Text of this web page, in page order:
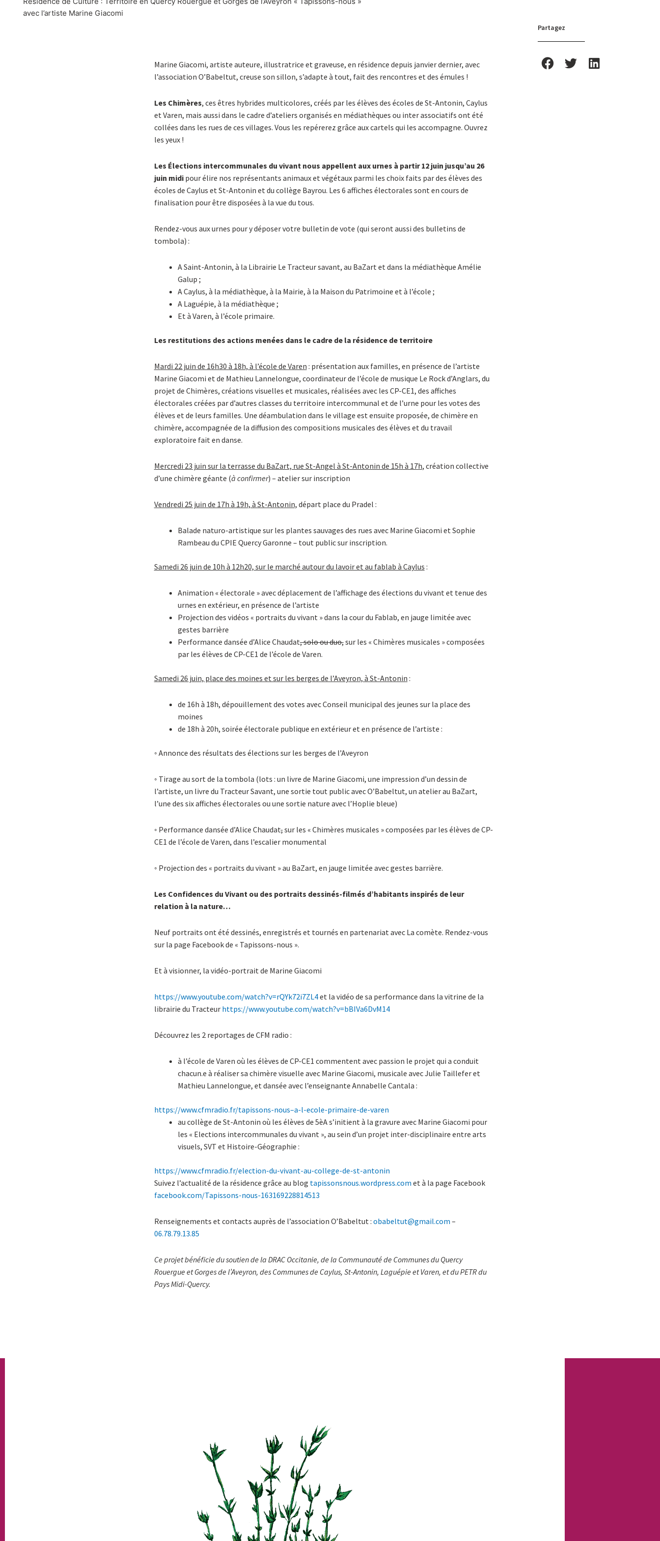
avec l’artiste Marine Giacomi
Marine Giacomi, artiste auteure, illustratrice et graveuse, en résidence depuis janvier dernier, avec
l’association O’Babeltut, creuse son sillon, s’adapte à tout, fait des rencontres et des émules !
Les Chimères, ces êtres hybrides multicolores, créés par les élèves des écoles de St-Antonin, Caylus
et Varen, mais aussi dans le cadre d’ateliers organisés en médiathèques ou inter associatifs ont été
collées dans les rues de ces villages. Vous les repérerez grâce aux cartels qui les accompagne. Ouvrez
les yeux !
Les Élections intercommunales du vivant nous appellent aux urnes à partir 12 juin jusqu’au 26
juin midipour élire nos représentants animaux et végétaux parmi les choix faits par des élèves des
écoles de Caylus et St-Antonin et du collège Bayrou. Les 6 affiches électorales sont en cours de
finalisation pour être disposées à la vue du tous.
Rendez-vous aux urnes pour y déposer votre bulletin de vote (qui seront aussi des bulletins de
tombola) :
A Saint-Antonin, à la Librairie Le Tracteur savant, au BaZart et dans la médiathèque Amélie
Galup ;
A Caylus, à la médiathèque, à la Mairie, à la Maison du Patrimoine et à l’école ;
A Laguépie, à la médiathèque ;
Et à Varen, à l’école primaire.
Les restitutions des actions menées dans le cadre de la résidence de territoire
Mardi 22 juin de 16h30 à 18h, à l’école de Varen : présentation aux familles, en présence de l’artiste
Marine Giacomi et de Mathieu Lannelongue, coordinateur de l’école de musique Le Rock d’Anglars, du
projet de Chimères, créations visuelles et musicales, réalisées avec les CP-CE1, des affiches
électorales créées par d’autres classes du territoire intercommunal et de l’urne pour les votes des
élèves et de leurs familles. Une déambulation dans le village est ensuite proposée, de chimère en
chimère, accompagnée de la diffusion des compositions musicales des élèves et du travail
exploratoire fait en danse.
Mercredi 23 juin sur la terrasse du BaZart, rue St-Angel à St-Antonin de 15h à 17h, création collective
d’une chimère géante (à confirmer) – atelier sur inscription
Vendredi 25 juin de 17h à 19h, à St-Antonin, départ place du Pradel :
Balade naturo-artistique sur les plantes sauvages des rues avec Marine Giacomi et Sophie
Rambeau du CPIE Quercy Garonne – tout public sur inscription.
Samedi 26 juin de 10h à 12h20, sur le marché autour du lavoir et au fablab à Caylus :
Animation « électorale » avec déplacement de l’affichage des élections du vivant et tenue des
urnes en extérieur, en présence de l’artiste
Projection des vidéos « portraits du vivant » dans la cour du Fablab, en jauge limitée avec
gestes barrière
Performance dansée d’Alice Chaudat, solo ou duo,sur les « Chimères musicales » composées
par les élèves de CP-CE1 de l’école de Varen.
Samedi 26 juin, place des moines et sur les berges de l’Aveyron, à St-Antonin :
de 16h à 18h, dépouillement des votes avec Conseil municipal des jeunes sur la place des
moines
de 18h à 20h, soirée électorale publique en extérieur et en présence de l’artiste :
◦ Annonce des résultats des élections sur les berges de l’Aveyron
◦ Tirage au sort de la tombola (lots : un livre de Marine Giacomi, une impression d’un dessin de
l’artiste, un livre du Tracteur Savant, une sortie tout public avec O’Babeltut, un atelier au BaZart,
l’une des six affiches électorales ou une sortie nature avec l’Hoplie bleue)
◦ Performance dansée d’Alice Chaudat,sur les « Chimères musicales » composées par les élèves de CP-
CE1 de l’école de Varen, dans l’escalier monumental
◦ Projection des « portraits du vivant » au BaZart, en jauge limitée avec gestes barrière.
Les Confidences du Vivant ou des portraits dessinés-filmés d’habitants inspirés de leur
relation à la nature…
Neuf portraits ont été dessinés, enregistrés et tournés en partenariat avec La comète. Rendez-vous
sur la page Facebook de « Tapissons-nous ».
Et à visionner, la vidéo-portrait de Marine Giacomi
https://www.youtube.com/watch?v=rQYk72i7ZL4et la vidéo de sa performance dans la vitrine de la
librairie du Tracteur https://www.youtube.com/watch?v=bBIVa6DvM14
Découvrez les 2 reportages de CFM radio :
à l’école de Varen où les élèves de CP-CE1 commentent avec passion le projet qui a conduit
chacun.e à réaliser sa chimère visuelle avec Marine Giacomi, musicale avec Julie Taillefer et
Mathieu Lannelongue, et dansée avec l’enseignante Annabelle Cantala :
https://www.cfmradio.fr/tapissons-nous–a-l-ecole-primaire-de-varen
au collège de St-Antonin où les élèves de 5èA s’initient à la gravure avec Marine Giacomi pour
les « Elections intercommunales du vivant », au sein d’un projet inter-disciplinaire entre arts
visuels, SVT et Histoire-Géographie :
https://www.cfmradio.fr/election-du-vivant-au-college-de-st-antonin
Suivez l’actualité de la résidence grâce au blog tapissonsnous.wordpress.com et à la page Facebook
facebook.com/Tapissons-nous-163169228814513
Renseignements et contacts auprès de l’association O’Babeltut : obabeltut@gmail.com –
06.78.79.13.85
Ce projet bénéficie du soutien de la DRAC Occitanie, de la Communauté de Communes du Quercy
Rouergue et Gorges de l’Aveyron, des Communes de Caylus, St-Antonin, Laguépie et Varen, et du PETR du
Pays Midi-Quercy.
Partagez